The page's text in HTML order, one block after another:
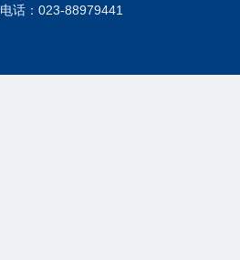
电话：023-88979441